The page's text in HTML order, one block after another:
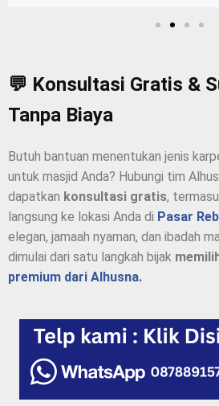
💬 Konsultasi Gratis &
Tanpa Biaya
Butuh bantuan menentukan jenis
untuk masjid Anda? Hubungi tim
dapatkan konsultasi gratis,
langsung ke lokasi Anda di Pasar
elegan, jamaah nyaman, dan ibadah
dimulai dari satu langkah bijak
premium dari Alhusna.